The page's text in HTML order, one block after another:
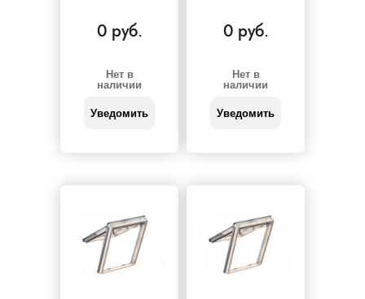
0 руб.
Нет в
наличии
Уведомить
0 руб.
Нет в
наличии
Уведомить